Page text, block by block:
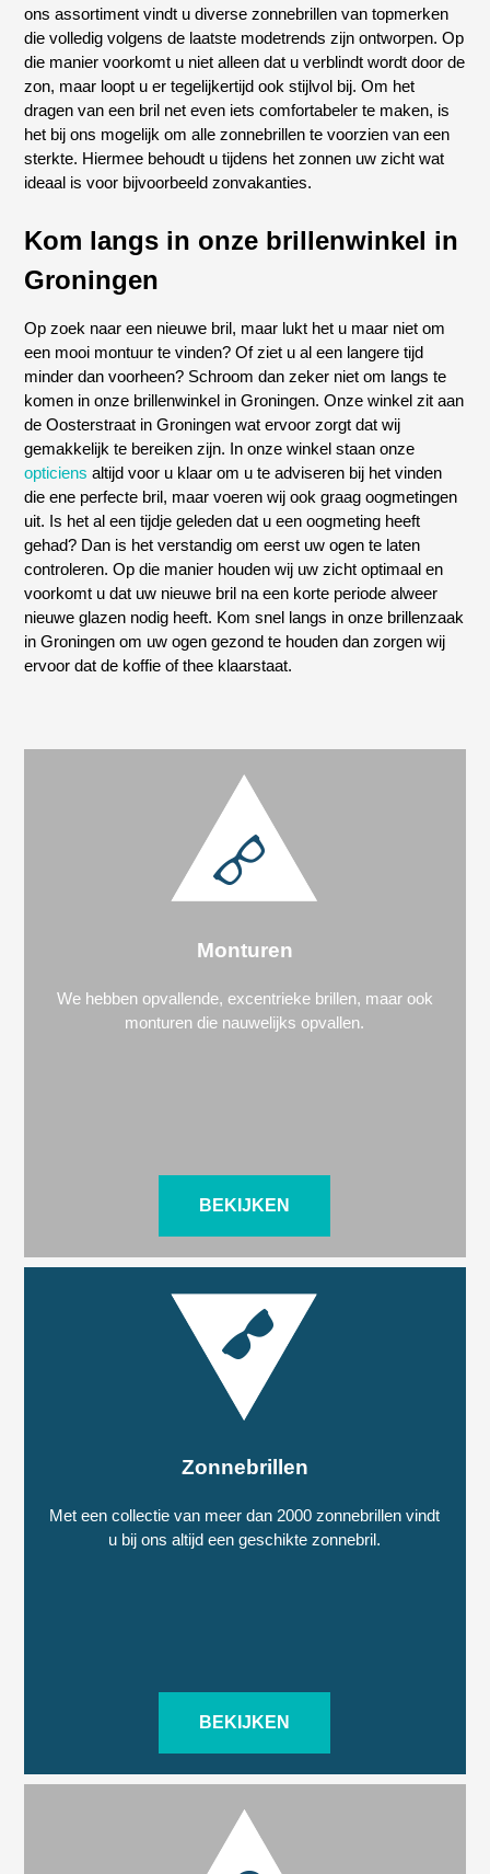
ons assortiment vindt u diverse zonnebrillen van topmerken
die volledig volgens de laatste modetrends zijn ontworpen. Op
die manier voorkomt u niet alleen dat u verblindt wordt door de
zon, maar loopt u er tegelijkertijd ook stijlvol bij. Om het
dragen van een bril net even iets comfortabeler te maken, is
het bij ons mogelijk om alle zonnebrillen te voorzien van een
sterkte. Hiermee behoudt u tijdens het zonnen uw zicht wat
ideaal is voor bijvoorbeeld zonvakanties.
Kom langs in onze brillenwinkel in
Groningen
Op zoek naar een nieuwe bril, maar lukt het u maar niet om
een mooi montuur te vinden? Of ziet u al een langere tijd
minder dan voorheen? Schroom dan zeker niet om langs te
komen in onze brillenwinkel in Groningen. Onze winkel zit aan
de Oosterstraat in Groningen wat ervoor zorgt dat wij
gemakkelijk te bereiken zijn. In onze winkel staan onze
opticiensaltijd voor u klaar om u te adviseren bij het vinden
die ene perfecte bril, maar voeren wij ook graag oogmetingen
uit. Is het al een tijdje geleden dat u een oogmeting heeft
gehad? Dan is het verstandig om eerst uw ogen te laten
controleren. Op die manier houden wij uw zicht optimaal en
voorkomt u dat uw nieuwe bril na een korte periode alweer
nieuwe glazen nodig heeft. Kom snel langs in onze brillenzaak
in Groningen om uw ogen gezond te houden dan zorgen wij
ervoor dat de koffie of thee klaarstaat.
Monturen
We hebben opvallende, excentrieke brillen, maar ook
monturen die nauwelijks opvallen.
BEKIJKEN
Zonnebrillen
Met een collectie van meer dan 2000 zonnebrillen vindt
u bij ons altijd een geschikte zonnebril.
BEKIJKEN